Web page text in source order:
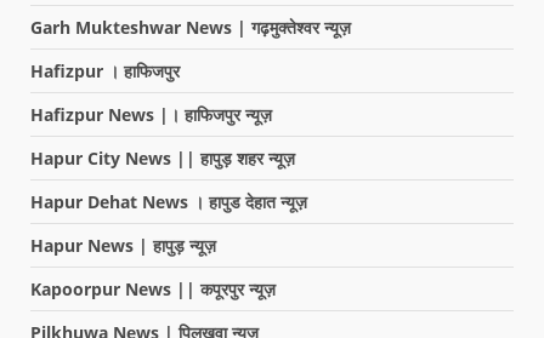
Garh Mukteshwar News | गढ़मुक्तेश्वर न्यूज़
Hafizpur । हाफिजपुर
Hafizpur News |। हाफिजपुर न्यूज़
Hapur City News || हापुड़ शहर न्यूज़
Hapur Dehat News । हापुड देहात न्यूज़
Hapur News | हापुड़ न्यूज़
Kapoorpur News || कपूरपुर न्यूज़
Pilkhuwa News | पिलखुवा न्यूज़